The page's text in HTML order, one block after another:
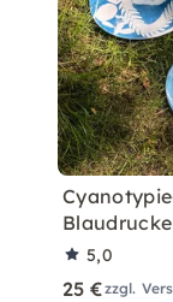
5,0
25 €zzgl.